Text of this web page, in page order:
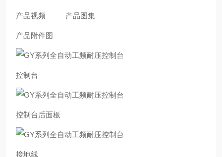
产品视频 产品图集
产品附件图
控制台
控制台后面板
接地线